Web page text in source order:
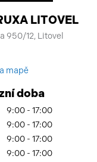
LITOVEL
950/12, Litovel
mapě
doba
9:00 - 17:00
9:00 - 17:00
9:00 - 17:00
9:00 - 17:00